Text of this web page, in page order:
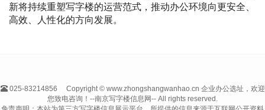
新将持续重塑写字楼的运营范式，推动办公环境向更安全、
高效、人性化的方向发展。
025-83214856
Copyright © www.zhongshangwanhao.cn 企业办公选址，欢迎
您致电咨询！--南京写字楼信息网-- All rights reserved.